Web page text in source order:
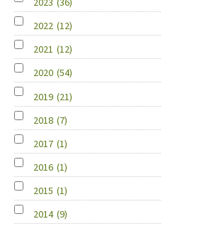
2022 (12)
2021 (12)
2020 (54)
2019 (21)
2018 (7)
2017 (1)
2016 (1)
2015 (1)
2014 (9)